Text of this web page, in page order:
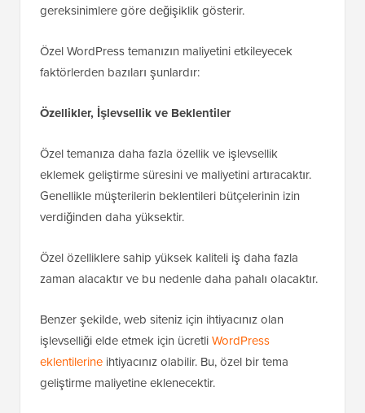
gereksinimlere göre değişiklik gösterir.
Özel WordPress temanızın maliyetini etkileyecek
faktörlerden bazıları şunlardır:
Özellikler, İşlevsellik ve Beklentiler
Özel temanıza daha fazla özellik ve işlevsellik
eklemek geliştirme süresini ve maliyetini artıracaktır.
Genellikle müşterilerin beklentileri bütçelerinin izin
verdiğinden daha yüksektir.
Özel özelliklere sahip yüksek kaliteli iş daha fazla
zaman alacaktır ve bu nedenle daha pahalı olacaktır.
Benzer şekilde, web siteniz için ihtiyacınız olan
işlevselliği elde etmek için ücretliWordPress
eklentilerine ihtiyacınız olabilir. Bu, özel bir tema
geliştirme maliyetine eklenecektir.